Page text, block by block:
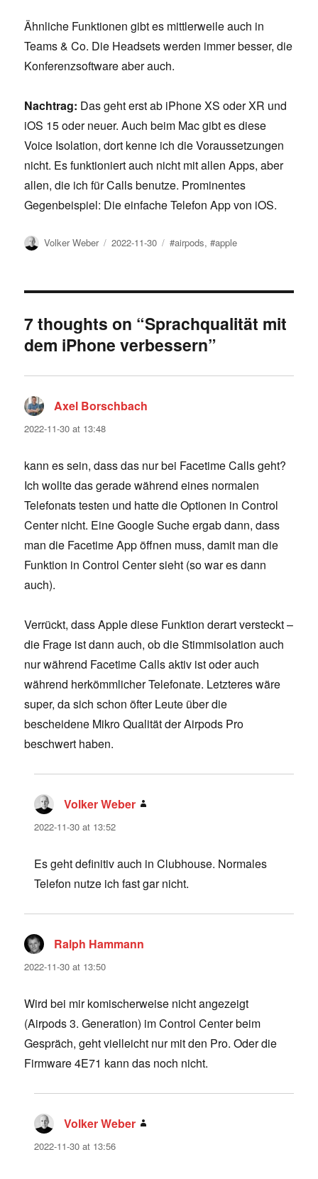
Ähnliche Funktionen gibt es mittlerweile auch in
Teams & Co. Die Headsets werden immer besser, die
Konferenzsoftware aber auch.
Nachtrag: Das geht erst ab iPhone XS oder XR und
iOS 15 oder neuer. Auch beim Mac gibt es diese
Voice Isolation, dort kenne ich die Voraussetzungen
nicht. Es funktioniert auch nicht mit allen Apps, aber
allen, die ich für Calls benutze. Prominentes
Gegenbeispiel: Die einfache Telefon App von iOS.
Author
Volker Weber
Posted
2022-11-30 Tags
#airpods,#apple
7 thoughts on “Sprachqualität mit
dem iPhone verbessern”
Axel Borschbach
2022-11-30 at 13:48
kann es sein, dass das nur bei Facetime Calls geht?
Ich wollte das gerade während eines normalen
Telefonats testen und hatte die Optionen in Control
Center nicht. Eine Google Suche ergab dann, dass
man die Facetime App öffnen muss, damit man die
Funktion in Control Center sieht (so war es dann
auch).
Verrückt, dass Apple diese Funktion derart versteckt –
die Frage ist dann auch, ob die Stimmisolation auch
nur während Facetime Calls aktiv ist oder auch
während herkömmlicher Telefonate. Letzteres wäre
super, da sich schon öfter Leute über die
bescheidene Mikro Qualität der Airpods Pro
beschwert haben.
Volker Weber
2022-11-30 at 13:52
Es geht definitiv auch in Clubhouse. Normales
Telefon nutze ich fast gar nicht.
Ralph Hammann
2022-11-30 at 13:50
Wird bei mir komischerweise nicht angezeigt
(Airpods 3. Generation) im Control Center beim
Gespräch, geht vielleicht nur mit den Pro. Oder die
Firmware 4E71 kann das noch nicht.
Volker Weber
2022-11-30 at 13:56